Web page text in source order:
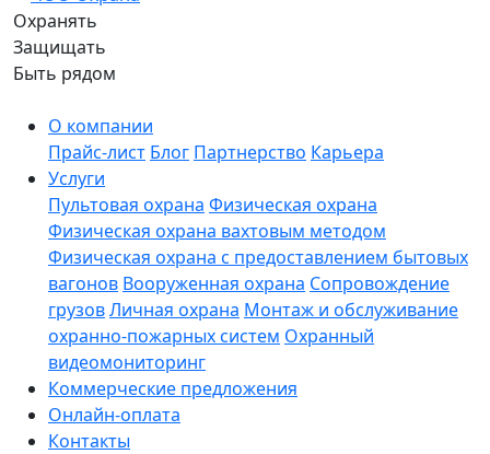
Охранять
Защищать
Быть рядом
О компании
Прайс-лист Блог Партнерство Карьера
Услуги
Пультовая охрана Физическая охрана
Физическая охрана вахтовым методом
Физическая охрана с предоставлением бытовых
вагонов Вооруженная охрана Сопровождение
грузовЛичная охрана Монтаж и обслуживание
охранно-пожарных систем Охранный
видеомониторинг
Коммерческие предложения
Онлайн-оплата
Контакты